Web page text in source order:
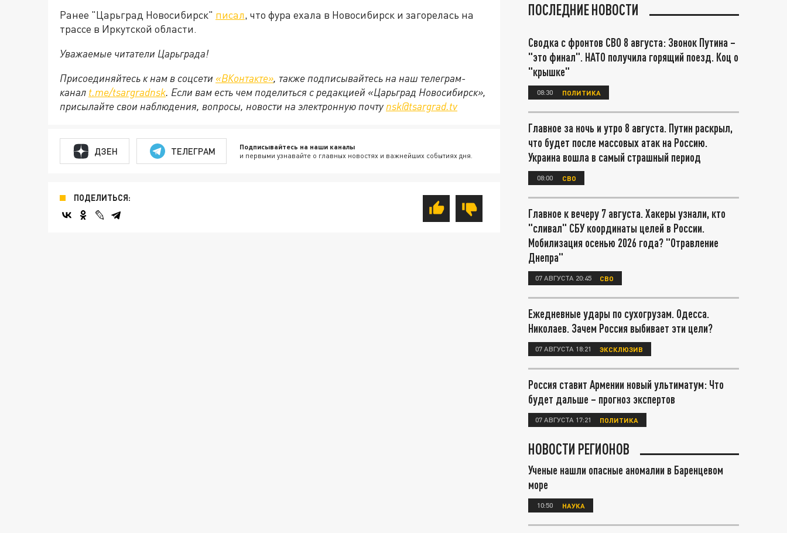
Ранее "Царьград Новосибирск" писал, что фура ехала в Новосибирск и загорелась на
трассе в Иркутской области.
Уважаемые читатели Царьграда!
Присоединяйтесь к нам в соцсети «ВКонтакте», также подписывайтесь на наш телеграм-
канал t.me/tsargradnsk. Если вам есть чем поделиться с редакцией «Царьград Новосибирск»,
присылайте свои наблюдения, вопросы, новости на электронную почту nsk@tsargrad.tv
ДЗЕН ТЕЛЕГРАМ Подписывайтесь на наши каналы
и первыми узнавайте о главных новостях и важнейших событиях дня.
ПОДЕЛИТЬСЯ:
ПОСЛЕДНИЕ НОВОСТИ
Сводка с фронтов СВО 8 августа: Звонок Путина –
"это финал". НАТО получила горящий поезд. Коц о
"крышке"
08:30 ПОЛИТИКА
Главное за ночь и утро 8 августа. Путин раскрыл,
что будет после массовых атак на Россию.
Украина вошла в самый страшный период
08:00 СВО
Главное к вечеру 7 августа. Хакеры узнали, кто
"сливал" СБУ координаты целей в России.
Мобилизация осенью 2026 года? "Отравление
Днепра"
07 АВГУСТА 20:45 СВО
Ежедневные удары по сухогрузам. Одесса.
Николаев. Зачем Россия выбивает эти цели?
07 АВГУСТА 18:21 ЭКСКЛЮЗИВ
Россия ставит Армении новый ультиматум: Что
будет дальше – прогноз экспертов
07 АВГУСТА 17:21 ПОЛИТИКА
НОВОСТИ РЕГИОНОВ
Ученые нашли опасные аномалии в Баренцевом
море
10:50 НАУКА